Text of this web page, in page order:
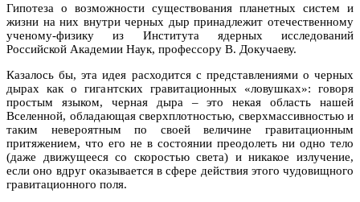
Гипотеза о возможности существования планетных систем и
жизни на них внутри черных дыр принадлежит отечественному
ученому-физику из Института ядерных исследований
Российской Академии Наук, профессору В. Докучаеву.
Казалось бы, эта идея расходится с представлениями о черных
дырах как о гигантских гравитационных «ловушках»: говоря
простым языком, черная дыра – это некая область нашей
Вселенной, обладающая сверхплотностью, сверхмассивностью и
таким невероятным по своей величине гравитационным
притяжением, что его не в состоянии преодолеть ни одно тело
(даже движущееся со скоростью света) и никакое излучение,
если оно вдруг оказывается в сфере действия этого чудовищного
гравитационного поля.